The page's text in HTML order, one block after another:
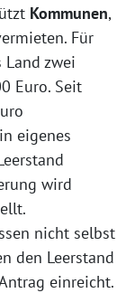
Kommunen,
Für
zwei
Euro. Seit
eigenes
wird
nicht selbst
den Leerstand
einreicht.